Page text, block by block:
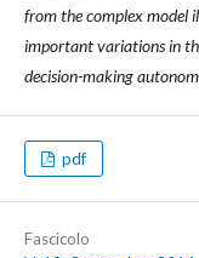
from the complex
important variations in
decision-making
pdf
Fascicolo